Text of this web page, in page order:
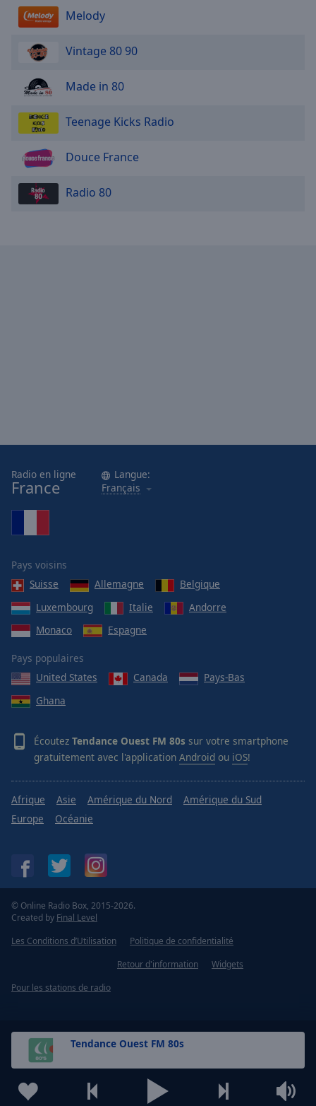
Tendance Ouest FM 80s
Melody
Vintage 80 90
Made in 80
Teenage Kicks Radio
Douce France
Radio 80
Radio en ligne
France
Langue:
Français
Pays voisins
Suisse
Allemagne
Belgique
Luxembourg
Italie
Andorre
Monaco
Espagne
Pays populaires
United States
Canada
Pays-Bas
Ghana
Écoutez Tendance Ouest FM 80s sur votre smartphone
gratuitement avec l'application Android ou iOS!
Afrique Asie Amérique du Nord
Amérique du Sud
Europe
Océanie
© Online Radio Box, 2015-2026.
Created by Final Level
Les Conditions d’Utilisation
Politique de confidentialité
Retour d'information
Widgets
Pour les stations de radio